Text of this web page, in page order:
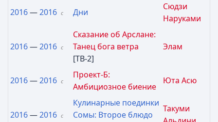
2016—2016 с Дни
Сюдзи
Наруками
2016—2016 с
Сказание об Арслане:
Танец бога ветра
[ТВ-2]
Элам
2016—2016 с
Проект-Б:
Амбициозное биение
Юта Асю
2016—2016 с
Кулинарные поединки
Сомы: Второе блюдо
Такуми